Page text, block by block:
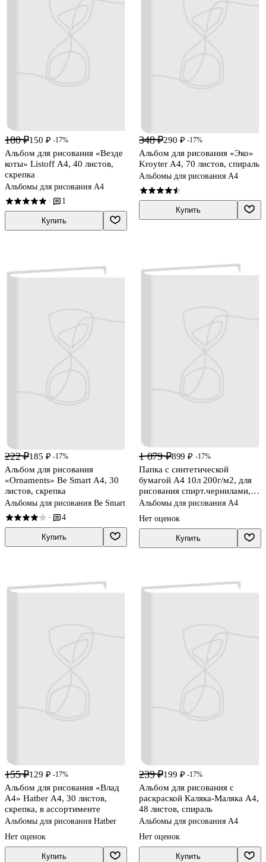
180 ₽150 ₽ -17%
Альбом для рисования «Везде
коты» Listoff А4, 40 листов,
скрепка
Альбомы для рисования А4
· 1
Купить
348 ₽290 ₽ -17%
Альбом для рисования «Эко»
Kroyter А4, 70 листов, спираль
Альбомы для рисования А4
Купить
222 ₽185 ₽ -17%
Альбом для рисования
«Ornaments» Be Smart А4, 30
листов, скрепка
Альбомы для рисования Be Smart
· 4
Купить
1 079 ₽899 ₽ -17%
Папка с синтетической
бумагой А4 10л 200г/м2, для
рисования спирт.чернилами,
VISTA-ARTISTA
Альбомы для рисования А4
Нет оценок
Купить
155 ₽129 ₽ -17%
Альбом для рисования «Влад
А4» Hatber А4, 30 листов,
скрепка, в ассортименте
Альбомы для рисования Hatber
Нет оценок
Купить
239 ₽199 ₽ -17%
Альбом для рисования с
раскраской Каляка-Маляка А4,
48 листов, спираль
Альбомы для рисования А4
Нет оценок
Купить